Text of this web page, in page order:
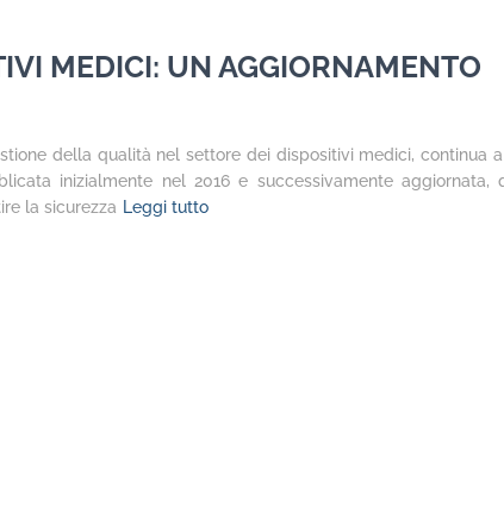
MEDICI: UN AGGIORNAMENTO
della qualità nel settore dei dispositivi medici, continua
inizialmente nel 2016 e successivamente aggiornata,
la sicurezza Leggi tutto